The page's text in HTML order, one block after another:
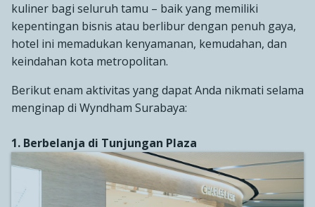
kuliner bagi seluruh tamu – baik yang memiliki
kepentingan bisnis atau berlibur dengan penuh gaya,
hotel ini memadukan kenyamanan, kemudahan, dan
keindahan kota metropolitan.
Berikut enam aktivitas yang dapat Anda nikmati selama
menginap di Wyndham Surabaya:
1. Berbelanja di Tunjungan Plaza